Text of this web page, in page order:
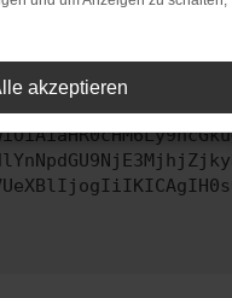
kannst uns diesen
akzeptieren